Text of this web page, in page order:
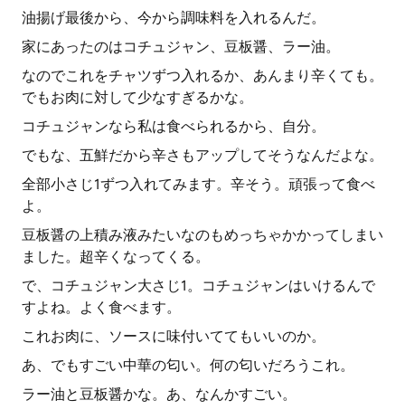
油揚げ最後から、今から調味料を入れるんだ。
家にあったのはコチュジャン、豆板醤、ラー油。
なのでこれをチャツずつ入れるか、あんまり辛くても。
でもお肉に対して少なすぎるかな。
コチュジャンなら私は食べられるから、自分。
でもな、五鮮だから辛さもアップしてそうなんだよな。
全部小さじ1ずつ入れてみます。辛そう。頑張って食べ
よ。
豆板醤の上積み液みたいなのもめっちゃかかってしまい
ました。超辛くなってくる。
で、コチュジャン大さじ1。コチュジャンはいけるんで
すよね。よく食べます。
これお肉に、ソースに味付いててもいいのか。
あ、でもすごい中華の匂い。何の匂いだろうこれ。
ラー油と豆板醤かな。あ、なんかすごい。